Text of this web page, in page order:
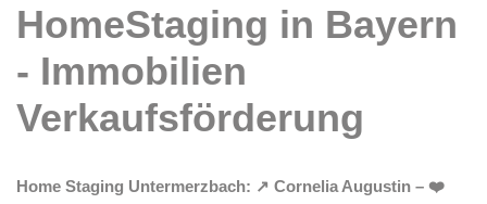
Home Staging Untermerzbach: ↗️ Cornelia Augustin – ❤️